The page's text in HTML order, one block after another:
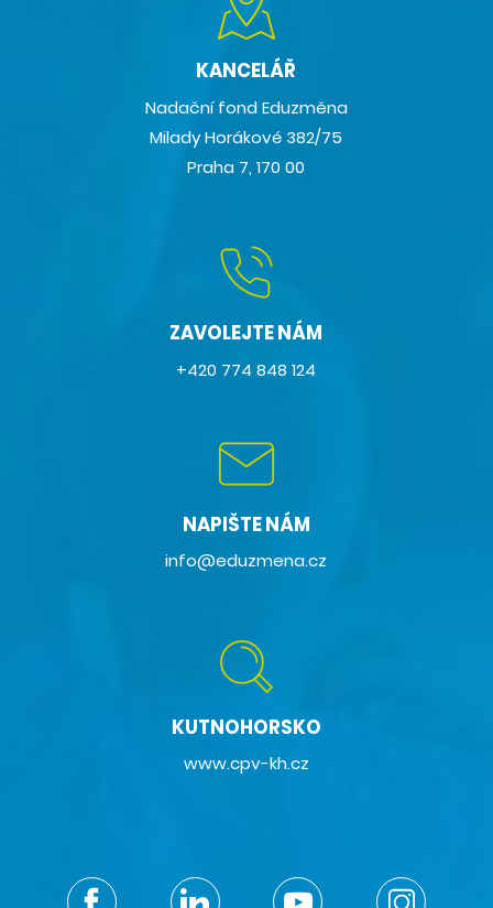
KANCELÁŘ
Nadační fond Eduzměna
Milady Horákové 382/75
Praha 7, 170 00
ZAVOLEJTE NÁM
+420 774 848 124
NAPIŠTE NÁM
info@eduzmena.cz
KUTNOHORSKO
www.cpv-kh.cz